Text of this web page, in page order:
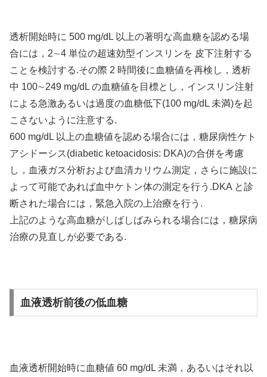
透析開始時に 500 mg/dL 以上の著明な高血糖を認める場
合には，2∼4 単位の超速効型インスリンを 皮下注射する
ことを検討する.その際 2 時間後に血糖値を再検し，透析
中 100∼249 mg/dL の血糖値を目標とし，インスリン注射
による急激あるいは過度の血糖低下(100 mg/dL 未満)を起
こさないように注意する.
600 mg/dL 以上の血糖値を認める場合には，糖尿病性ケト
アシドーシス(diabetic ketoacidosis: DKA)の合併を考慮
し，血液ガス分析および血清カリウム測定，さらに施設に
よって可能であれば血中ケトン体の測定を行う.DKA と診
断された場合には，緊急入院の上治療を行う.
上記のような高血糖がしばしばみられる場合には，糖尿病
治療の見直しが必要である.
血液透析前後の低血糖
血液透析開始時に血糖値 60 mg/dL 未満，あるいはそれ以